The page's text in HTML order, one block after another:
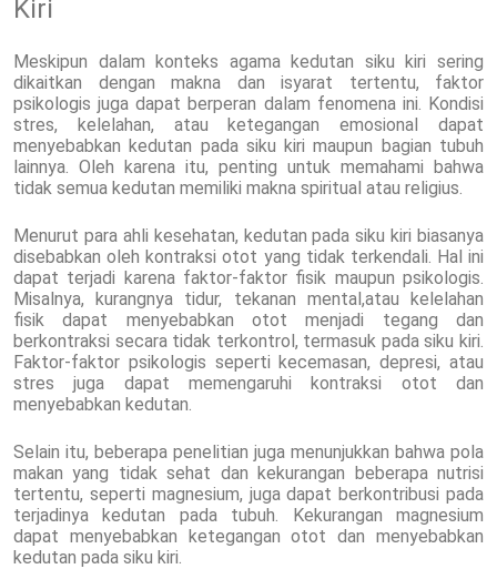
Kiri
Meskipun dalam konteks agama kedutan siku kiri sering
dikaitkan dengan makna dan isyarat tertentu, faktor
psikologis juga dapat berperan dalam fenomena ini. Kondisi
stres, kelelahan, atau ketegangan emosional dapat
menyebabkan kedutan pada siku kiri maupun bagian tubuh
lainnya. Oleh karena itu, penting untuk memahami bahwa
tidak semua kedutan memiliki makna spiritual atau religius.
Menurut para ahli kesehatan, kedutan pada siku kiri biasanya
disebabkan oleh kontraksi otot yang tidak terkendali. Hal ini
dapat terjadi karena faktor-faktor fisik maupun psikologis.
Misalnya, kurangnya tidur, tekanan mental,atau kelelahan
fisik dapat menyebabkan otot menjadi tegang dan
berkontraksi secara tidak terkontrol, termasuk pada siku kiri.
Faktor-faktor psikologis seperti kecemasan, depresi, atau
stres juga dapat memengaruhi kontraksi otot dan
menyebabkan kedutan.
Selain itu, beberapa penelitian juga menunjukkan bahwa pola
makan yang tidak sehat dan kekurangan beberapa nutrisi
tertentu, seperti magnesium, juga dapat berkontribusi pada
terjadinya kedutan pada tubuh. Kekurangan magnesium
dapat menyebabkan ketegangan otot dan menyebabkan
kedutan pada siku kiri.